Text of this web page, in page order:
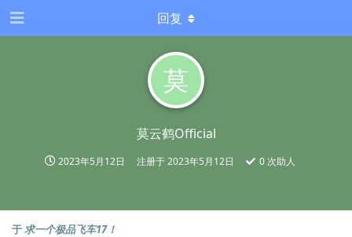
莫
莫云鹤Official
2023年5月12日 注册于2023年5月12日 0 次助人
回复
于求一个极品飞车17！